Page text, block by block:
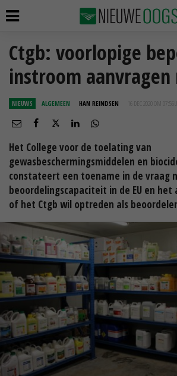
Ctgb: voorlopige
instroom
NIEUWS ALGEMEEN HAN REINDSEN 16 DEC 2020 OM 07:56
Het College voor de toelating van
gewasbeschermingsmiddelen en
constateert een toename in de vraag
beoordelingscapaciteit in de EU en het
of het Ctgb wil optreden als